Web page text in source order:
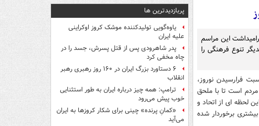
این مراسم
تنوع فرهنگی را
فرارسیدن نوروز،
مردم است تا با ملحق
لحظه ای از اتحاد و
برخوردار شده
پربازدیدترین ها
یاوه‌گویی تولیدکننده موشک کروز اوکراینی
علیه ایران
پدر شاهرودی پس از قتل پسرش، جسد را در
چاه مخفی کرد
۶ دستاورد بزرگ ایران در ۱۶۰ روز رهبری رهبر
انقلاب
ترامپ: همه چیز درباره ایران به طور استثنایی
خوب پیش می‌رود
«کمانِ پرنده» چینی برای شکار کروزها به ایران
می‌آید